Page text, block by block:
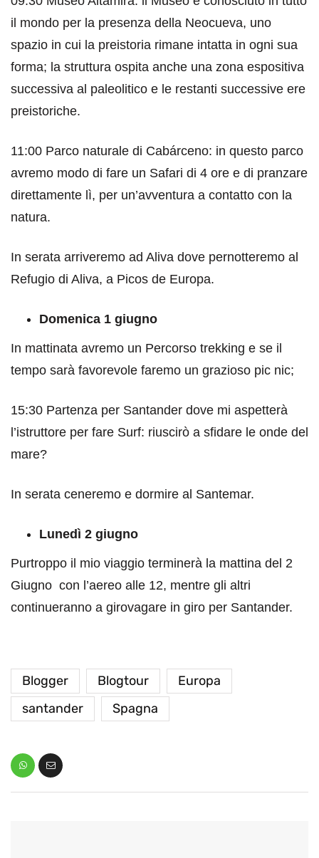
il mondo per la presenza della Neocueva, uno
spazio in cui la preistoria rimane intatta in ogni sua
forma; la struttura ospita anche una zona espositiva
successiva al paleolitico e le restanti successive ere
preistoriche.
11:00 Parco naturale di Cabárceno: in questo parco
avremo modo di fare un Safari di 4 ore e di pranzare
direttamente lì, per un’avventura a contatto con la
natura.
In serata arriveremo ad Aliva dove pernotteremo al
Refugio di Aliva, a Picos de Europa.
Domenica 1 giugno
In mattinata avremo un Percorso trekking e se il
tempo sarà favorevole faremo un grazioso pic nic;
15:30 Partenza per Santander dove mi aspetterà
l’istruttore per fare Surf: riuscirò a sfidare le onde del
mare?
In serata ceneremo e dormire al Santemar.
Lunedì 2 giugno
Purtroppo il mio viaggio terminerà la mattina del 2
Giugno con l’aereo alle 12, mentre gli altri
continueranno a girovagare in giro per Santander.
Blogger Blogtour
Europa
santander
Spagna